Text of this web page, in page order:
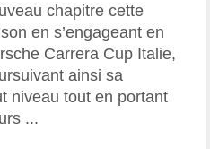
chapitre cette
en s’engageant en
Carrera Cup Italie,
ainsi sa
niveau tout en portant
...